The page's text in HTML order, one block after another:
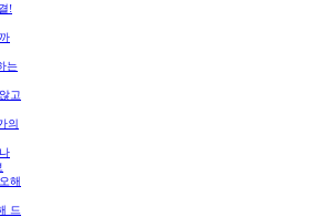
!
는
고
의
해
드